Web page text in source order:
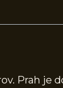
Prah je